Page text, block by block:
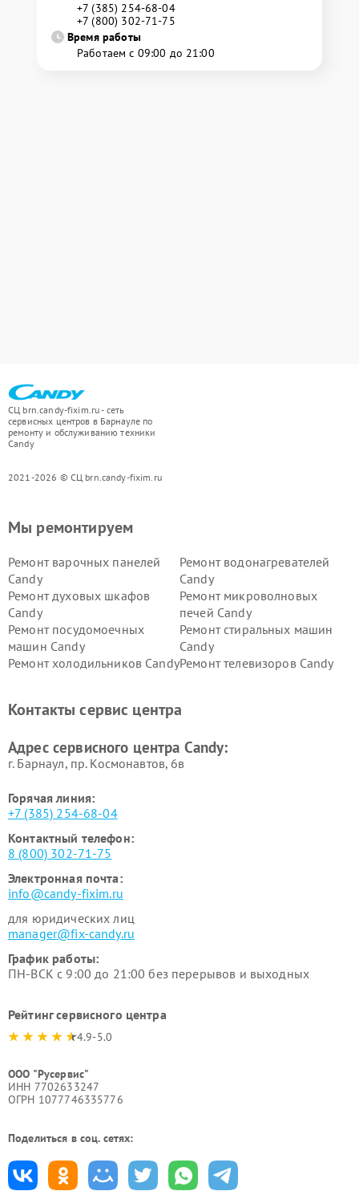
+7 (385) 254-68-04
+7 (800) 302-71-75
Время работы
Работаем с 09:00 до 21:00
СЦ brn.candy-fixim.ru - сеть
сервисных центров в Барнауле по
ремонту и обслуживанию техники
Candy
2021-2026 © СЦ brn.candy-fixim.ru
Мы ремонтируем
Ремонт варочных панелей
Candy
Ремонт водонагревателей
Candy
Ремонт духовых шкафов
Candy
Ремонт микроволновых
печей Candy
Ремонт посудомоечных
машин Candy
Ремонт стиральных машин
Candy
Ремонт холодильников CandyРемонт телевизоров Candy
Контакты сервис центра
Адрес сервисного центра Candy:
г. Барнаул, ​пр. Космонавтов, 6в
Горячая линия:
+7 (385) 254-68-04
Контактный телефон:
8 (800) 302-71-75
Электронная почта:
info@candy-fixim.ru
для юридических лиц
manager@fix-candy.ru
График работы:
ПН-ВСК с 9:00 до 21:00 без перерывов и выходных
Рейтинг сервисного центра
4.9-5.0
ООО "Русервис"
ИНН 7702633247
ОГРН 1077746335776
Поделиться в соц. сетях: